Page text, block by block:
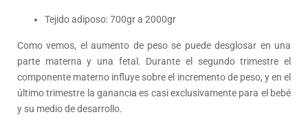
Tejido adiposo: 700gr a 2000gr
Como vemos, el aumento de peso se puede desglosar en una
parte materna y una fetal. Durante el segundo trimestre el
componente materno influye sobre el incremento de peso, y en el
último trimestre la ganancia es casi exclusivamente para el bebé
y su medio de desarrollo.